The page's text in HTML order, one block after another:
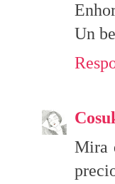
Un
Mira